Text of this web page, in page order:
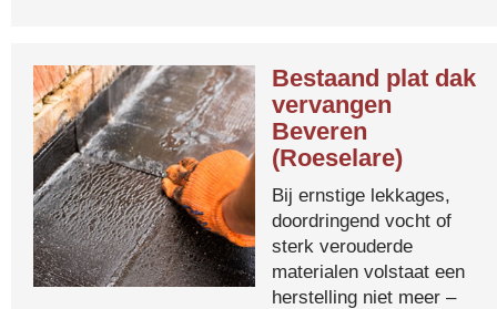
Bestaand plat dak
vervangen
Beveren
(Roeselare)
Bij ernstige lekkages,
doordringend vocht of
sterk verouderde
materialen volstaat een
herstelling niet meer –